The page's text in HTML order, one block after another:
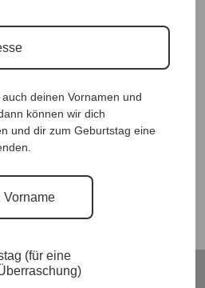
|Gr. 38 bis 50|, Anr.: 4177
Suchen
deinen Vornamen und
können wir dich
und dir zum Geburtstag eine
(für eine